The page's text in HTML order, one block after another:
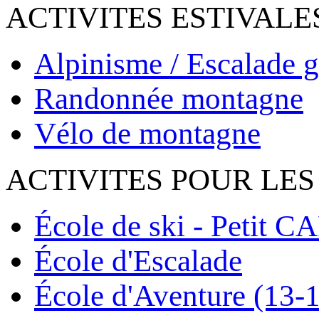
ACTIVITES
Alpinisme / Escalade
Randonnée montagne
Vélo de montagne
ACTIVITES POUR
École de ski - Petit
École d'Escalade
École d'Aventure (13-